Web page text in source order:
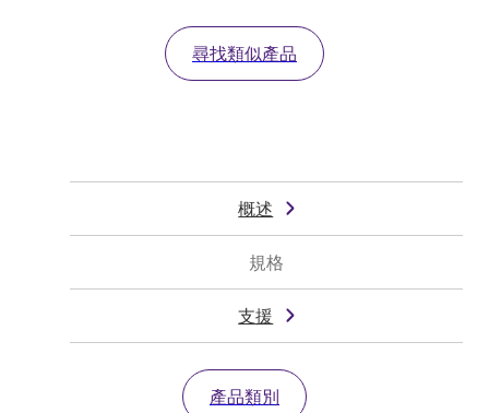
尋找類似產品
概述
規格
支援
產品類別